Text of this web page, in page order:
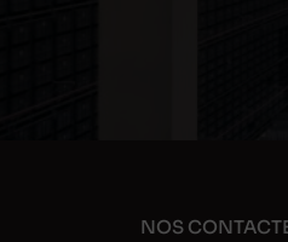
NOS